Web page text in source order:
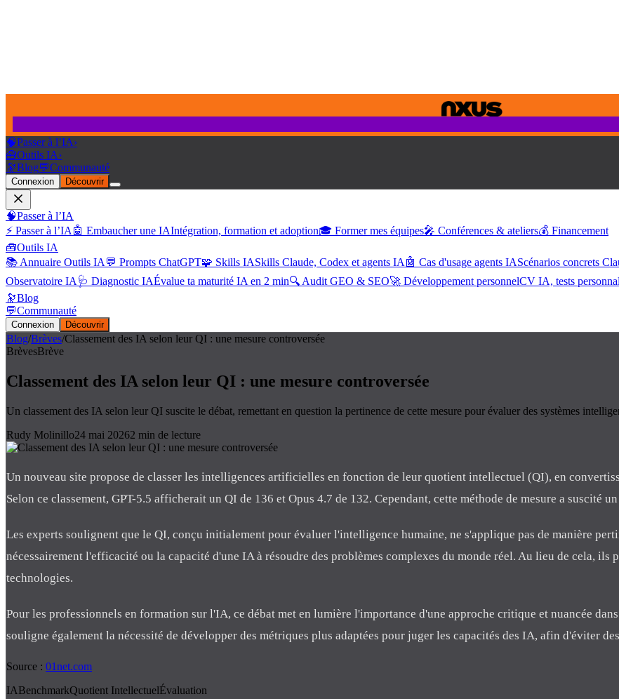
🧠Passer à l’IA›
🧰Outils IA›
🔭Blog💬Communauté
Connexion Découvrir
🧠Passer à l’IA
⚡ Passer à l’IA 🤖 Embaucher une IAIntégration, formation et adoption🎓 Former mes équipes🎤 Conférences & ateliers💰 Financement
🧰Outils IA
📚 Annuaire Outils IA 💬 Prompts ChatGPT🧩 Skills IASkills Claude, Codex et agents IA 🤖 Cas d'usage agents IAScénarios concrets
Observatoire IA 🩺 Diagnostic IAÉvalue ta maturité IA en 2 min🔍 Audit GEO & SEO🚀 Développement personnelCV IA, tests
🔭Blog
💬Communauté
Connexion Découvrir
Blog/Brèves/Classement des IA selon leur QI : une mesure controversée
BrèvesBrève
Classement des IA selon leur QI : une mesure controversée
Un classement des IA selon leur QI suscite le débat, remettant en question la pertinence de cette mesure pour évaluer des systèmes
Rudy Molinillo24 mai 20262 min de lecture
Un nouveau site propose de classer les intelligences artificielles en fonction de leur quotient intellectuel (QI), en
Selon ce classement, GPT-5.5 afficherait un QI de 136 et Opus 4.7 de 132. Cependant, cette méthode de mesure a suscité
Les experts soulignent que le QI, conçu initialement pour évaluer l'intelligence humaine, ne s'applique pas de manière
nécessairement l'efficacité ou la capacité d'une IA à résoudre des problèmes complexes du monde réel. Au lieu de cela, ils
technologies.
Pour les professionnels en formation sur l'IA, ce débat met en lumière l'importance d'une approche critique et nuancée
souligne également la nécessité de développer des métriques plus adaptées pour juger les capacités des IA, afin d'éviter
Source : 01net.com
IABenchmarkQuotient IntellectuelÉvaluation